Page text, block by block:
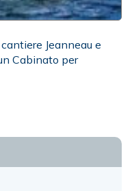
Jeanneau e
Cabinato per